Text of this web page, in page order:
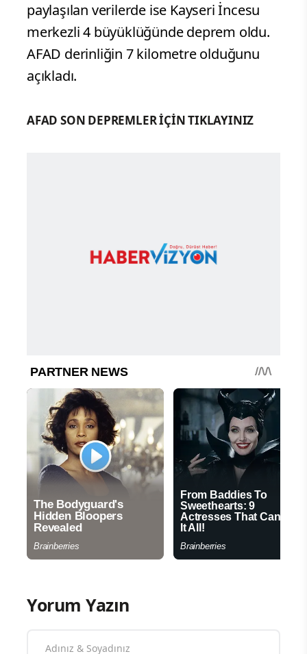
paylaşılan verilerde ise Kayseri İncesu
merkezli 4 büyüklüğünde deprem oldu.
AFAD derinliğin 7 kilometre olduğunu
açıkladı.
AFAD SON DEPREMLER İÇİN TIKLAYINIZ
Yorum Yazın